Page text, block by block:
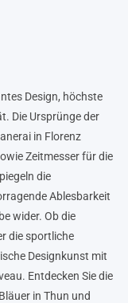
Design, höchste
Die Ursprünge der
in Florenz
Zeitmesser für die
die
Ablesbarkeit
wider. Ob die
die sportliche
Designkunst mit
Entdecken Sie die
in Thun und